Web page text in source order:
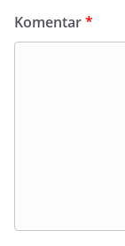
Komentar*